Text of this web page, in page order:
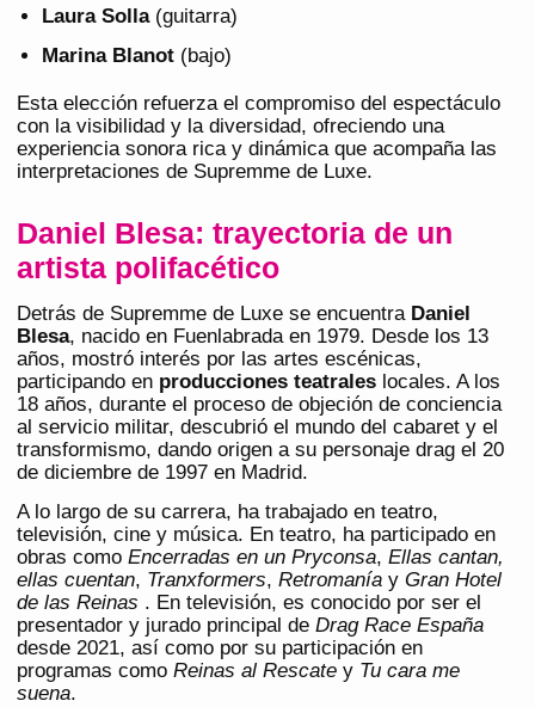
Laura Solla(guitarra)
Marina Blanot (bajo)
Esta elección refuerza el compromiso del espectáculo
con la visibilidad y la diversidad, ofreciendo una
experiencia sonora rica y dinámica que acompaña las
interpretaciones de Supremme de Luxe.
Daniel Blesa: trayectoria de un
artista polifacético
Detrás de Supremme de Luxe se encuentra Daniel
Blesa, nacido en Fuenlabrada en 1979. Desde los 13
años, mostró interés por las artes escénicas,
participando en producciones teatrales locales. A los
18 años, durante el proceso de objeción de conciencia
al servicio militar, descubrió el mundo del cabaret y el
transformismo, dando origen a su personaje drag el 20
de diciembre de 1997 en Madrid.
A lo largo de su carrera, ha trabajado en teatro,
televisión, cine y música. En teatro, ha participado en
obras como Encerradas en un Pryconsa, Ellas cantan,
ellas cuentan, Tranxformers, Retromanía y Gran Hotel
de las Reinas . En televisión, es conocido por ser el
presentador y jurado principal de Drag Race España
desde 2021, así como por su participación en
programas como Reinas al Rescate y Tu cara me
suena.